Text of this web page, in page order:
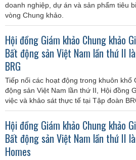
doanh nghiệp, dự án và sản phẩm tiêu
vòng Chung khảo.
Hội đồng Giám khảo Chung khảo
Bất động sản Việt Nam lần thứ II
BRG
Tiếp nối các hoạt động trong khuôn khổ
động sản Việt Nam lần thứ II, Hội đồng
việc và khảo sát thực tế tại Tập đoàn
Hội đồng Giám khảo Chung khảo
Bất động sản Việt Nam lần thứ II
Homes